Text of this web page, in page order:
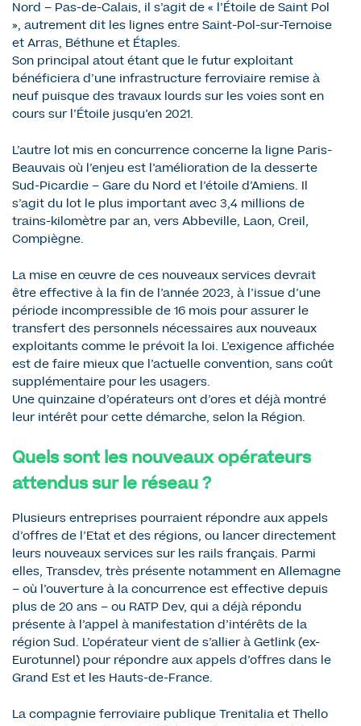
Nord – Pas-de-Calais, il s’agit de « l’Étoile de Saint Pol
», autrement dit les lignes entre Saint-Pol-sur-Ternoise
et Arras, Béthune et Étaples.
Son principal atout étant que le futur exploitant
bénéficiera d’une infrastructure ferroviaire remise à
neuf puisque des travaux lourds sur les voies sont en
cours sur l’Étoile jusqu’en 2021.
L’autre lot mis en concurrence concerne la ligne Paris-
Beauvais où l’enjeu est l’amélioration de la desserte
Sud-Picardie – Gare du Nord et l’étoile d’Amiens. Il
s’agit du lot le plus important avec 3,4 millions de
trains-kilomètre par an, vers Abbeville, Laon, Creil,
Compiègne.
La mise en œuvre de ces nouveaux services devrait
être effective à la fin de l’année 2023, à l’issue d’une
période incompressible de 16 mois pour assurer le
transfert des personnels nécessaires aux nouveaux
exploitants comme le prévoit la loi. L’exigence affichée
est de faire mieux que l’actuelle convention, sans coût
supplémentaire pour les usagers.
Une quinzaine d’opérateurs ont d’ores et déjà montré
leur intérêt pour cette démarche, selon la Région.
Quels sont les nouveaux opérateurs
attendus sur le réseau ?
Plusieurs entreprises pourraient répondre aux appels
d’offres de l’Etat et des régions, ou lancer directement
leurs nouveaux services sur les rails français. Parmi
elles, Transdev, très présente notamment en Allemagne
– où l’ouverture à la concurrence est effective depuis
plus de 20 ans – ou RATP Dev, qui a déjà répondu
présente à l’appel à manifestation d’intérêts de la
région Sud. L’opérateur vient de s’allier à Getlink (ex-
Eurotunnel) pour répondre aux appels d’offres dans le
Grand Est et les Hauts-de-France.
La compagnie ferroviaire publique Trenitalia et Thello